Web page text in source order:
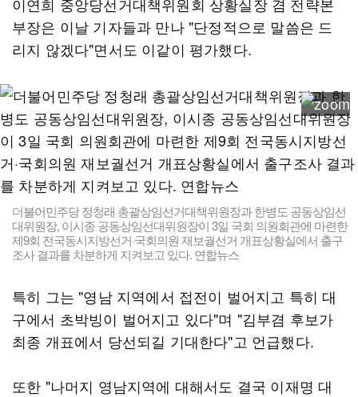
부장은 이날 기자들과 만나 "단정적으로 말씀은 드
리지 않겠다"면서도 이같이 평가했다.
더불어민주당 정청래 총괄상임선거대책위원장과 한병도 공동상임선
대위원장, 이시종 공동상임선대위원장이 3일 국회 의원회관에 마련한
제9회 전국동시지방선거·국회의원 재보궐선거 개표상황실에서 출구
조사 결과를 차분하게 지켜보고 있다. 연합뉴스
특히 그는 "영남 지역에서 접전이 벌어지고 특히 대
구에서 초박빙이 벌어지고 있다"며 "김부겸 후보가
최종 개표에서 당선되길 기대한다"고 언급했다.
또한 "나머지 영남지역에 대해서도 결국 이재명 대